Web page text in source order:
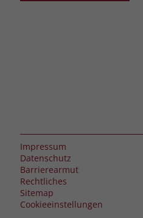
Impressum
Datenschutz
Barrierearmut
Rechtliches
Sitemap
Cookieeinstellungen